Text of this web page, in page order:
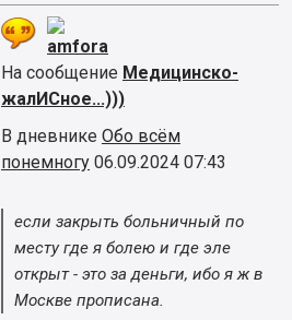
amfora
На сообщение Медицинско-
жалИСное...)))
В дневнике Обо всём
понемногу 06.09.2024 07:43
если закрыть больничный по
месту где я болею и где эле
открыт - это за деньги, ибо я ж в
Москве прописана.